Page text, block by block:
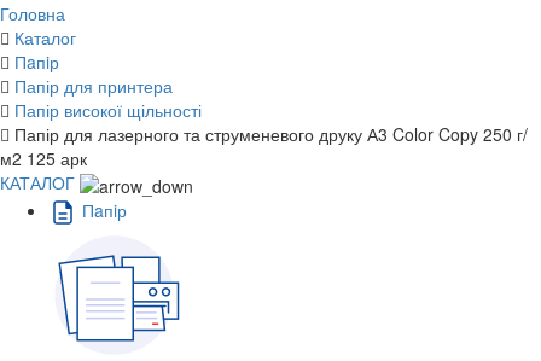
Головна
Каталог
Пaпiр
Папір для принтера
Папір високої щільності
Папір для лазерного та струменевого друку А3 Color Copy 250 г/
м2 125 арк
КАТАЛОГ
Пaпiр